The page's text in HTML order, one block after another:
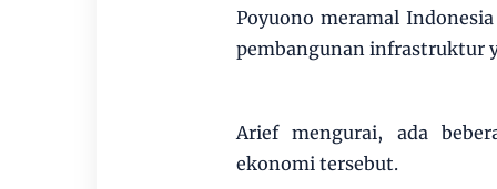
Poyuono meramal
pembangunan infrastruktur
Arief mengurai, ada
ekonomi tersebut.